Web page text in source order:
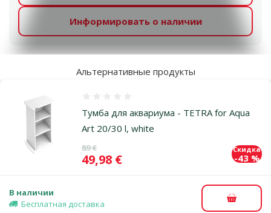
Информировать о наличии
Альтернативные продукты
Тумба для аквариума - TETRA for Aqua
Art 20/30 l, white
Исходная цена
89 €
Цена
49,98 €
Скидка
-43 %
В наличии
Бесплатная доставка
В